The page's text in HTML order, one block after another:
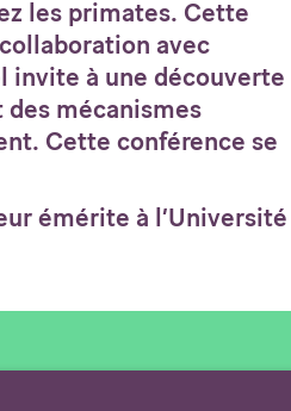
les primates. Cette
avec
invite à une découverte
des mécanismes
Cette conférence se
émérite à l’Université